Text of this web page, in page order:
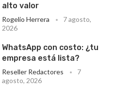
alto valor
Rogelio Herrera
7 agosto,
2026
WhatsApp con costo: ¿tu
empresa está lista?
Reseller Redactores
7
agosto, 2026